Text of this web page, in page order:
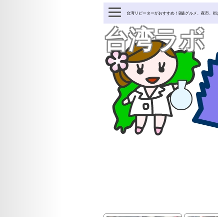
台湾リピーターがおすすめ！B級グルメ、夜市、
台湾ラボ